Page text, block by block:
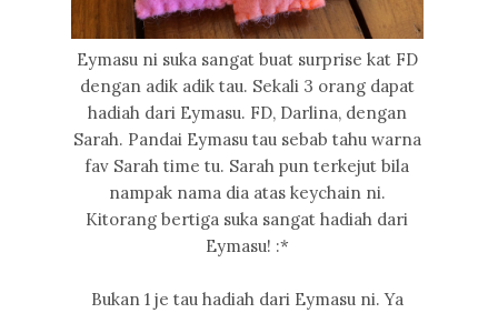
Eymasu ni suka sangat buat surprise kat FD
dengan adik adik tau. Sekali 3 orang dapat
hadiah dari Eymasu. FD, Darlina, dengan
Sarah. Pandai Eymasu tau sebab tahu warna
fav Sarah time tu. Sarah pun terkejut bila
nampak nama dia atas keychain ni.
Kitorang bertiga suka sangat hadiah dari
Eymasu! :*
Bukan 1 je tau hadiah dari Eymasu ni. Ya